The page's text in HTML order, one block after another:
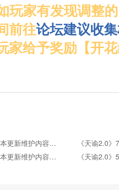
玩家有发现调整
前往论坛建议收
家给予奖励【开
《天谕2.0》7月30日周版本更新维护内容公告
《天谕2.0》5月28日周版本更新维护内容公告